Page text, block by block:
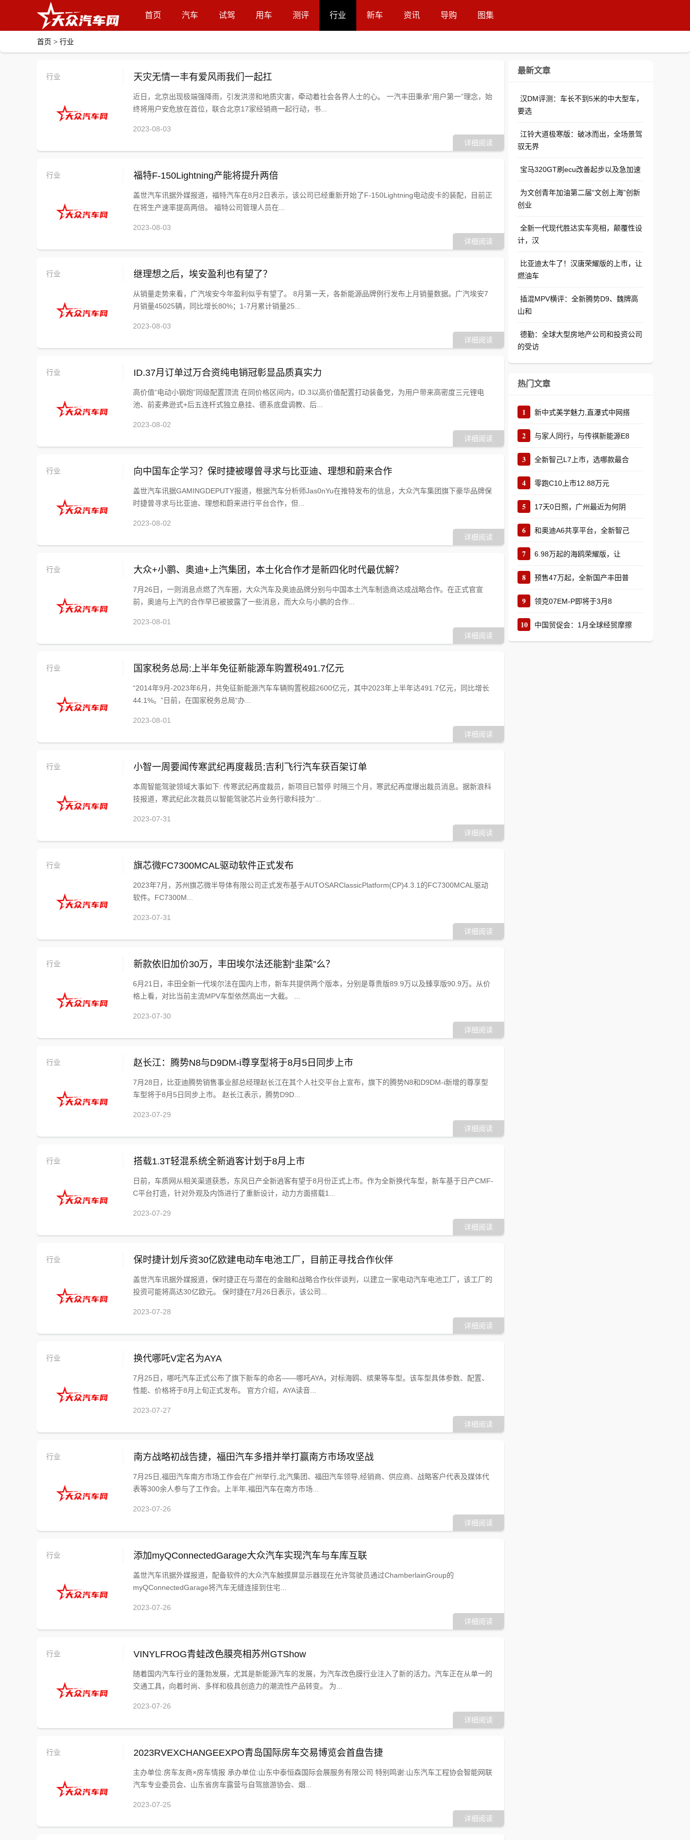
首页 汽车 试驾 用车 测评 行业 新车 资讯 导购 图集
首页 > 行业
行业 天灾无情一丰有爱风雨我们一起扛
近日，北京出现极端强降雨，引发洪涝和地质灾害，牵动着社会各界人士的心。 一汽丰田秉承“用户第一”理念，始
终将用户安危放在首位，联合北京17家经销商一起行动，书...
2023-08-03
详细阅读
行业 福特F-150Lightning产能将提升两倍
盖世汽车讯据外媒报道，福特汽车在8月2日表示，该公司已经重新开始了F-150Lightning电动皮卡的装配，目前正
在将生产速率提高两倍。 福特公司管理人员在...
2023-08-03
详细阅读
行业 继理想之后，埃安盈利也有望了？
从销量走势来看，广汽埃安今年盈利似乎有望了。 8月第一天，各新能源品牌例行发布上月销量数据。广汽埃安7
月销量45025辆，同比增长80%；1-7月累计销量25...
2023-08-03
详细阅读
行业 ID.37月订单过万合资纯电销冠彰显品质真实力
高价值“电动小钢炮”同级配置顶流 在同价格区间内，ID.3以高价值配置打动装备党，为用户带来高密度三元锂电
池、前麦弗逊式+后五连杆式独立悬挂、德系底盘调教、后...
2023-08-02
详细阅读
行业 向中国车企学习？保时捷被曝曾寻求与比亚迪、理想和蔚来合作
盖世汽车讯据GAMINGDEPUTY报道，根据汽车分析师Jas0nYu在推特发布的信息，大众汽车集团旗下豪华品牌保
时捷曾寻求与比亚迪、理想和蔚来进行平台合作，但...
2023-08-02
详细阅读
行业 大众+小鹏、奥迪+上汽集团，本土化合作才是新四化时代最优解？
7月26日，一则消息点燃了汽车圈，大众汽车及奥迪品牌分别与中国本土汽车制造商达成战略合作。在正式官宣
前，奥迪与上汽的合作早已被披露了一些消息，而大众与小鹏的合作...
2023-08-01
详细阅读
行业 国家税务总局:上半年免征新能源车购置税491.7亿元
“2014年9月-2023年6月，共免征新能源汽车车辆购置税超2600亿元，其中2023年上半年达491.7亿元，同比增长
44.1%。”日前，在国家税务总局“办...
2023-08-01
详细阅读
行业 小智一周要闻传寒武纪再度裁员;吉利飞行汽车获百架订单
本周智能驾驶领域大事如下: 传寒武纪再度裁员，新项目已暂停 时隔三个月，寒武纪再度爆出裁员消息。据新浪科
技报道，寒武纪此次裁员以智能驾驶芯片业务行歌科技为“...
2023-07-31
详细阅读
行业 旗芯微FC7300MCAL驱动软件正式发布
2023年7月，苏州旗芯微半导体有限公司正式发布基于AUTOSARClassicPlatform(CP)4.3.1的FC7300MCAL驱动
软件。FC7300M...
2023-07-31
详细阅读
行业 新款依旧加价30万，丰田埃尔法还能割“韭菜”么？
6月21日，丰田全新一代埃尔法在国内上市，新车共提供两个版本，分别是尊贵版89.9万以及臻享版90.9万。从价
格上看，对比当前主流MPV车型依然高出一大截。 ...
2023-07-30
详细阅读
行业 赵长江：腾势N8与D9DM-i尊享型将于8月5日同步上市
7月28日，比亚迪腾势销售事业部总经理赵长江在其个人社交平台上宣布，旗下的腾势N8和D9DM-i新增的尊享型
车型将于8月5日同步上市。 赵长江表示，腾势D9D...
2023-07-29
详细阅读
行业 搭载1.3T轻混系统全新逍客计划于8月上市
日前，车质网从相关渠道获悉，东风日产全新逍客有望于8月份正式上市。作为全新换代车型，新车基于日产CMF-
C平台打造，针对外观及内饰进行了重新设计，动力方面搭载1...
2023-07-29
详细阅读
行业 保时捷计划斥资30亿欧建电动车电池工厂，目前正寻找合作伙伴
盖世汽车讯据外媒报道，保时捷正在与潜在的金融和战略合作伙伴谈判，以建立一家电动汽车电池工厂，该工厂的
投资可能将高达30亿欧元。 保时捷在7月26日表示，该公司...
2023-07-28
详细阅读
行业 换代哪吒V定名为AYA
7月25日，哪吒汽车正式公布了旗下新车的命名——哪吒AYA，对标海鸥、缤果等车型。该车型具体参数、配置、
性能、价格将于8月上旬正式发布。 官方介绍，AYA读音...
2023-07-27
详细阅读
行业 南方战略初战告捷，福田汽车多措并举打赢南方市场攻坚战
7月25日,福田汽车南方市场工作会在广州举行,北汽集团、福田汽车领导,经销商、供应商、战略客户代表及媒体代
表等300余人参与了工作会。上半年,福田汽车在南方市场...
2023-07-26
详细阅读
行业 添加myQConnectedGarage大众汽车实现汽车与车库互联
盖世汽车讯据外媒报道，配备软件的大众汽车触摸屏显示器现在允许驾驶员通过ChamberlainGroup的
myQConnectedGarage将汽车无缝连接到住宅...
2023-07-26
详细阅读
行业 VINYLFROG青蛙改色膜亮相苏州GTShow
随着国内汽车行业的蓬勃发展，尤其是新能源汽车的发展，为汽车改色膜行业注入了新的活力。汽车正在从单一的
交通工具，向着时尚、多样和极具创造力的潮流性产品转变。 为...
2023-07-26
详细阅读
行业 2023RVEXCHANGEEXPO青岛国际房车交易博览会首盘告捷
主办单位:房车友商×房车情报 承办单位:山东中泰恒森国际会展服务有限公司 特别鸣谢:山东汽车工程协会智能网联
汽车专业委员会、山东省房车露营与自驾旅游协会、烟...
2023-07-25
详细阅读
最新文章
汉DM评测：车长不到5米的中大型车，
要选
江铃大道极寒版：破冰而出，全场景驾
驭无界
宝马320GT刷ecu改善起步以及急加速
为文创青年加油第二届“文创上海”创新
创业
全新一代现代胜达实车亮相，颠覆性设
计，汉
比亚迪太牛了！汉唐荣耀版的上市，让
燃油车
插混MPV横评：全新腾势D9、魏牌高
山和
德勤：全球大型房地产公司和投资公司
的受访
热门文章
1 新中式美学魅力,直瀑式中网搭
2 与家人同行，与传祺新能源E8
3 全新智己L7上市，选哪款最合
4 零跑C10上市12.88万元
5 17天0日照，广州最近为何阴
6 和奥迪A6共享平台，全新智己
7 6.98万起的海鸥荣耀版，让
8 预售47万起，全新国产丰田普
9 领克07EM-P即将于3月8
10 中国贸促会：1月全球经贸摩擦